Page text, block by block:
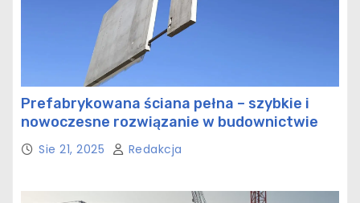
Prefabrykowana ściana pełna – szybkie i
nowoczesne rozwiązanie w budownictwie
Sie 21, 2025 Redakcja